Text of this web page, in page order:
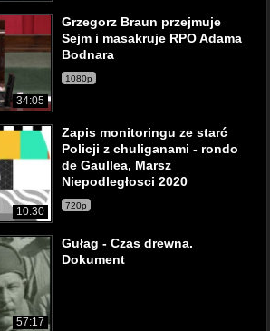
34:05
Grzegorz Braun przejmuje
Sejm i masakruje RPO Adama
Bodnara
1080p
10:30
Zapis monitoringu ze starć
Policji z chuliganami - rondo
de Gaullea, Marsz
Niepodległosci 2020
720p
57:17
Gułag - Czas drewna.
Dokument